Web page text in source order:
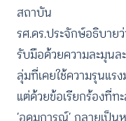
สถาบัน
รศ.ดร.ประจักษ์อธิบา
รับมือด้วยความละมุนล
ลุ่มที่เคยใช้ความรุนแร
แต่ด้วยข้อเรียกร้องที่ท